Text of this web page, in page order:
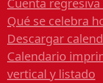
Cuenta
Qué se celebra
Descargar
Calendario
vertical y listado